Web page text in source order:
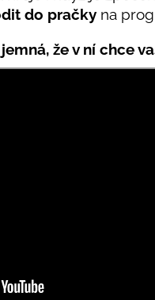
do pračky na
že v ní chce